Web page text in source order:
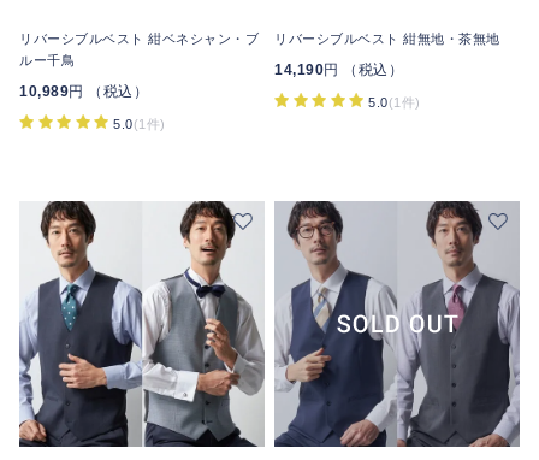
リバーシブルベスト 紺ベネシャン・ブ
ルー千鳥
10,989円 （税込）
5.0(1件)
リバーシブルベスト 紺無地・茶無地
14,190円 （税込）
5.0(1件)